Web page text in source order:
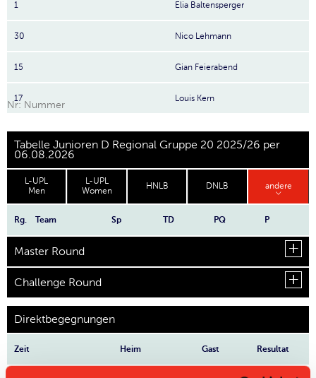
1 Elia Baltensperger
30 Nico Lehmann
15 Gian Feierabend
17 Louis Kern
Nr: Nummer
Tabelle Junioren D Regional Gruppe 20 2025/26 per
06.08.2026
L-UPL
Men
L-UPL
Women
HNLB DNLB andere
Rg. Team Sp TD PQ P
Master Round
Challenge Round
Direktbegegnungen
Zeit Heim Gast Resultat